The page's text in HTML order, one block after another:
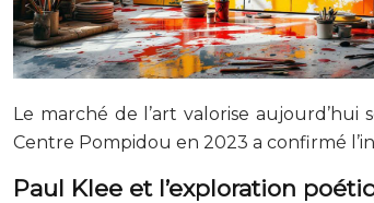
Le marché de l’art valorise
Centre Pompidou en 2023 a confirmé
Paul Klee et l’exploration